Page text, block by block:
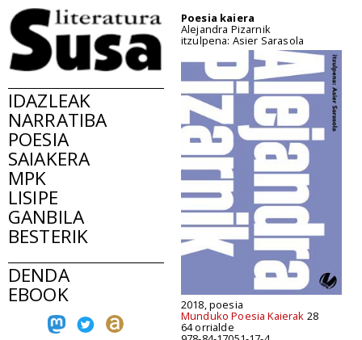
IDAZLEAK
NARRATIBA
POESIA
SAIAKERA
MPK
LISIPE
GANBILA
BESTERIK
DENDA
EBOOK
Poesia kaiera
Alejandra Pizarnik
itzulpena: Asier Sarasola
2018, poesia
Munduko Poesia Kaierak 28
64 orrialde